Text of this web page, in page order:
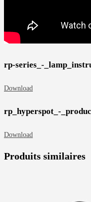
rp-series_-
Download
rp_hyperspot_-
Download
Produits similaires